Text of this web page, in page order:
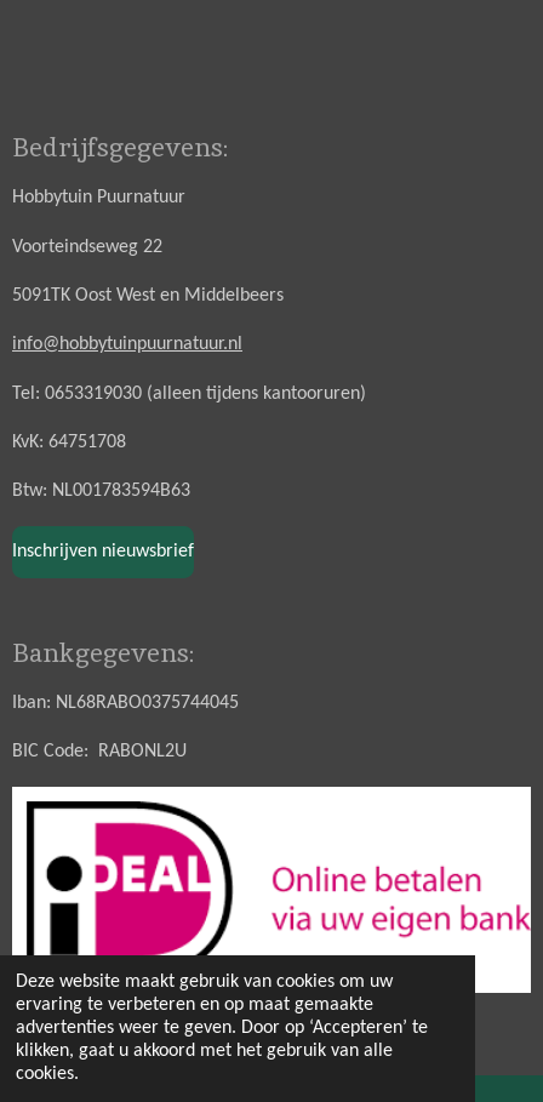
Deze website maakt gebruik van cookies om uw
ervaring te verbeteren en op maat gemaakte
advertenties weer te geven. Door op ‘Accepteren’ te
klikken, gaat u akkoord met het gebruik van alle
cookies.
Bedrijfsgegevens:
Hobbytuin Puurnatuur
Voorteindseweg 22
5091TK Oost West en Middelbeers
info@hobbytuinpuurnatuur.nl
Tel: 0653319030 (alleen tijdens kantooruren)
KvK: 64751708
Btw: NL001783594B63
Inschrijven nieuwsbrief
Bankgegevens:
Iban: NL68RABO0375744045
BIC Code: RABONL2U
© 2021 - 2026 Hobbytuin Puurnatuur Zaden
Powered by JouwWeb